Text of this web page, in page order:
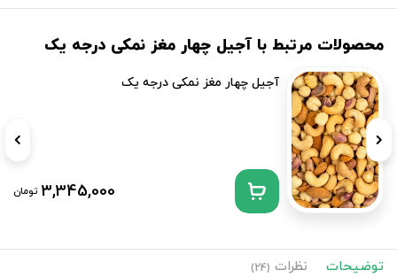
محصولات مرتبط با آجیل چهار مغز نمکی درجه یک
آجیل چهار مغز نمکی درجه یک
3,345,000 تومان
توضیحات نظرات (24)